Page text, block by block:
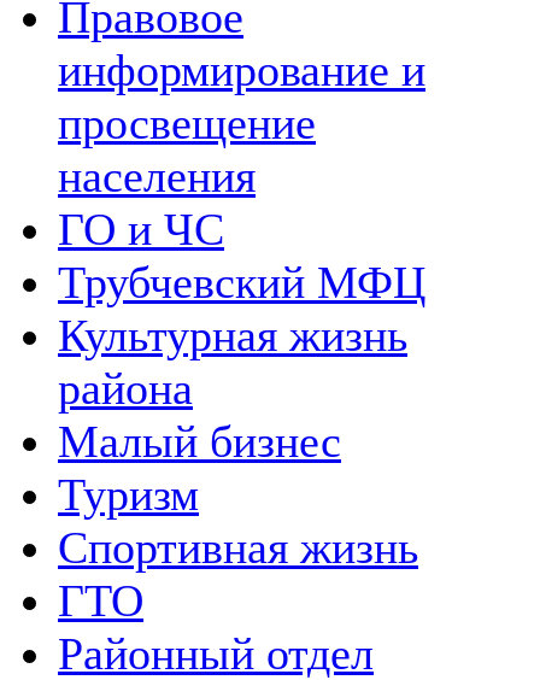
Правовое
информирование и
просвещение
населения
ГО и ЧС
Трубчевский МФЦ
Культурная жизнь
района
Малый бизнес
Туризм
Спортивная жизнь
ГТО
Районный отдел